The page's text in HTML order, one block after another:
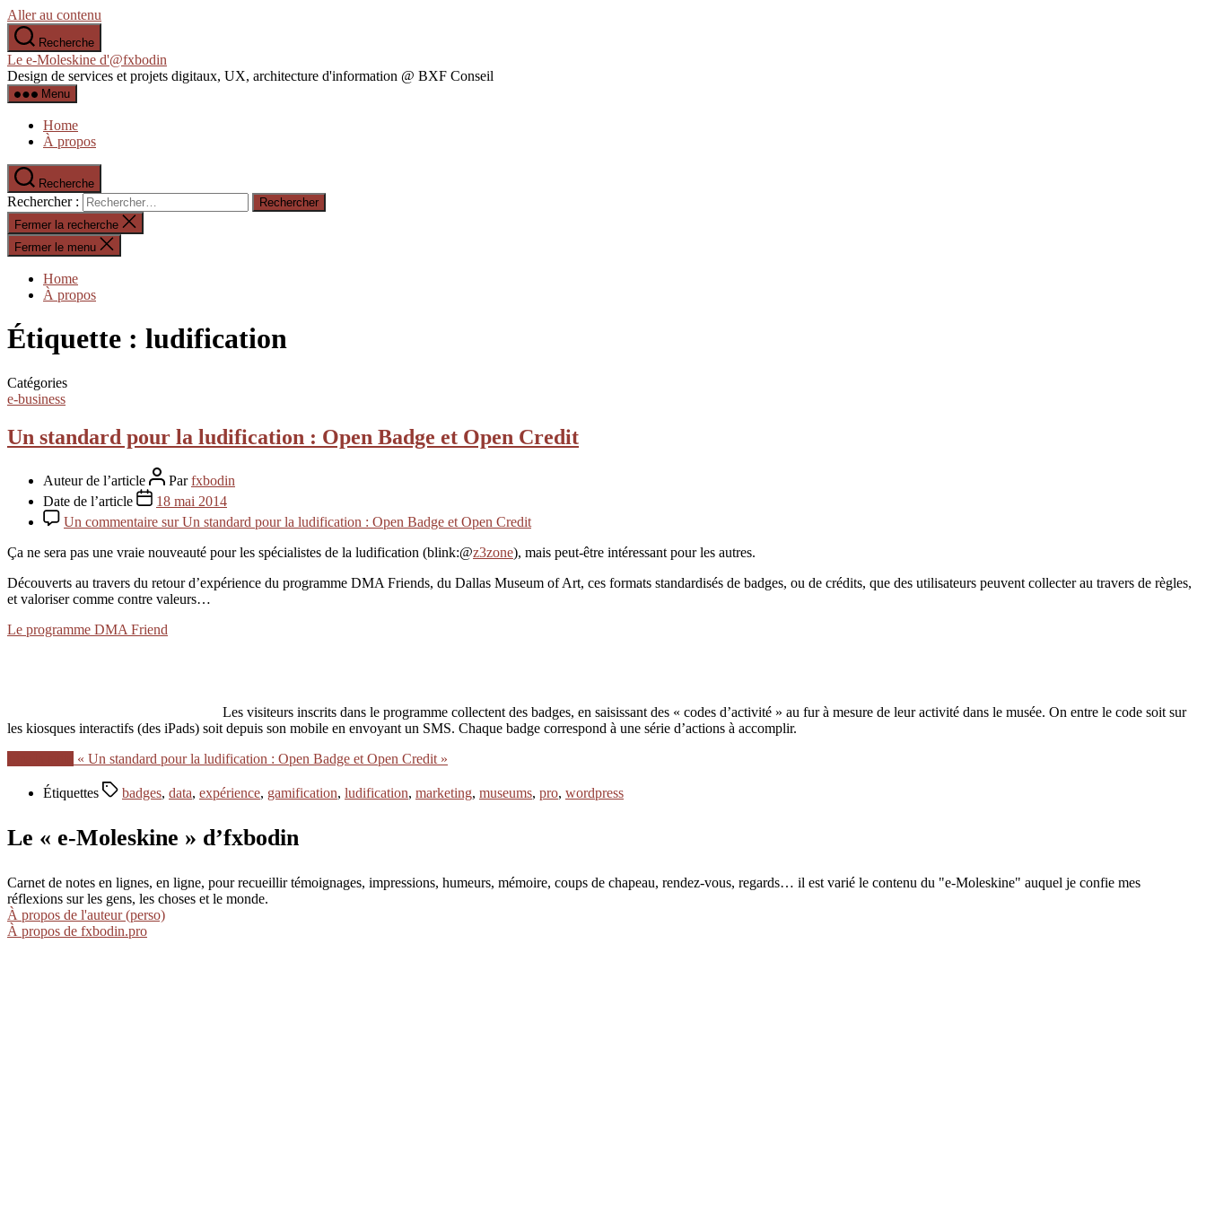
Aller au contenu
Recherche
Le e-Moleskine d'@fxbodin
Design de services et projets digitaux, UX, architecture d'information @ BXF Conseil
Menu
Home
À propos
Recherche
Rechercher :
Fermer la recherche
Fermer le menu
Home
À propos
Étiquette : ludification
Catégories
e-business
Un standard pour la ludification : Open Badge et Open Credit
Auteur de l’article Parfxbodin
Date de l’article
18 mai 2014
Un commentaire sur Un standard pour la ludification : Open Badge et Open Credit
Ça ne sera pas une vraie nouveauté pour les spécialistes de la ludification (blink:@z3zone), mais peut-être intéressant pour les autres.
Découverts au travers du retour d’expérience du programme DMA Friends, du Dallas Museum of Art, ces formats standardisés de badges, ou de crédits, que des utilisateurs peuvent collecter au travers de règles,
et valoriser comme contre valeurs…
Le programme DMA Friend
Les visiteurs inscrits dans le programme collectent des badges, en saisissant des « codes d’activité » au fur à mesure de leur activité dans le musée. On entre le code soit sur
les kiosques interactifs (des iPads) soit depuis son mobile en envoyant un SMS. Chaque badge correspond à une série d’actions à accomplir.
« Un standard pour la ludification : Open Badge et Open Credit »
Étiquettes badges, data, expérience, gamification, ludification, marketing, museums, pro, wordpress
Le « e-Moleskine » d’fxbodin
Carnet de notes en lignes, en ligne, pour recueillir témoignages, impressions, humeurs, mémoire, coups de chapeau, rendez-vous, regards… il est varié le contenu du "e-Moleskine" auquel je confie mes
réflexions sur les gens, les choses et le monde.
À propos de l'auteur (perso)
À propos de fxbodin.pro